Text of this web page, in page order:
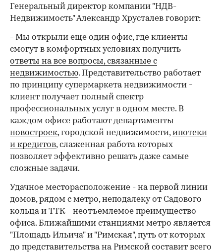
Генеральный директор компании "НДВ-
Недвижимость" Александр Хрусталев говорит:
- Мы открыли еще один офис, где клиенты
смогут в комфортных условиях получить
ответы на все вопросы, связанные с
недвижимостью. Представительство работает
по принципу супермаркета недвижимости -
клиент получает полный спектр
профессиональных услуг в одном месте. В
каждом офисе работают департаменты
новостроек, городской недвижимости,ипотеки
и кредитов, слаженная работа которых
позволяет эффективно решать даже самые
сложные задачи.
Удачное месторасположение - на первой линии
домов, рядом с метро, неподалеку от Садового
кольца и ТТК - неотъемлемое преимущество
офиса. Ближайшими станциями метро является
"Площадь Ильича" и "Римская", путь от которых
до представительства на Римской составит всего